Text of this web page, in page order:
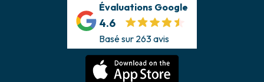
Évaluations Google
4.6
Basé sur 263 avis